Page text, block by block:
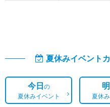
夏休みイベント
今日の
夏休みイベント
夏休